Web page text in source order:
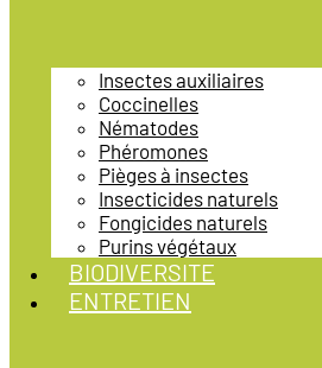
Insectes auxiliaires
Coccinelles
Nématodes
Phéromones
Pièges à insectes
Insecticides naturels
Fongicides naturels
Purins végétaux
BIODIVERSITE
ENTRETIEN